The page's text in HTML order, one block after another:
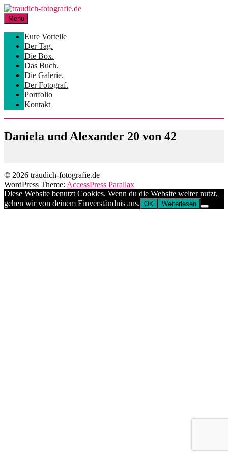
Skip
to
content
Menu
Eure Vorteile
Der Tag.
Die Box.
Das Buch.
Die Galerie.
Der Fotograf.
Portfolio
Kontakt
Daniela und Alexander 20 von 42
© 2026 traudich-fotografie.de
WordPress Theme: AccessPress Parallax
Diese Website benutzt Cookies. Wenn du die Website weiter nutzt,
gehen wir von deinem Einverständnis aus. OK Weiterlesen